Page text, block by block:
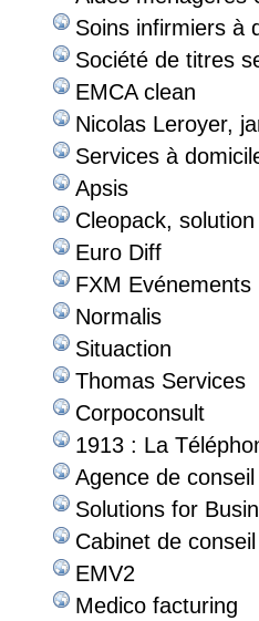
Soins infirmiers à
Société de titres
EMCA clean
Nicolas Leroyer,
Services à
Apsis
Cleopack,
Euro Diff
FXM Evénements
Normalis
Situaction
Thomas Services
Corpoconsult
1913 : La
Agence de
Solutions for
Cabinet de
EMV2
Medico facturing